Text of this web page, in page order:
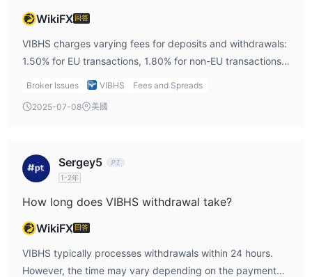
WikiFX 回答
VIBHS charges varying fees for deposits and withdrawals:
1.50% for EU transactions, 1.80% for non-EU transactions,
and £15 to £40 for bank transfers. Standard accounts
commissions based on the spread.
Broker Issues VIBHS Fees and Spreads
2025-07-08 美國
Sergey5
1-2年
How long does VIBHS withdrawal take?
WikiFX 回答
VIBHS typically processes withdrawals within 24 hours.
However, the time may vary depending on the payment